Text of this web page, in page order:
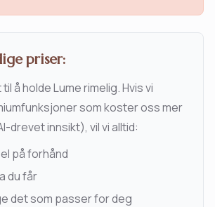
priser:
å holde Lume rimelig. Hvis vi
som koster oss mer
drevet innsikt), vil vi alltid:
på forhånd
du får
det som passer for deg